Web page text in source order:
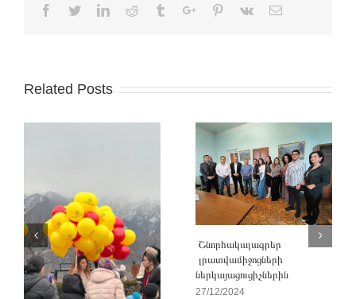
Facebook
TwitterLinkedinReddit TumblrGoogle+Pinterest
Vk Email
Related Posts
Շնորհակալագրեր
լրատվամիջոցների
ներկայացուցիչներին
27/12/2024